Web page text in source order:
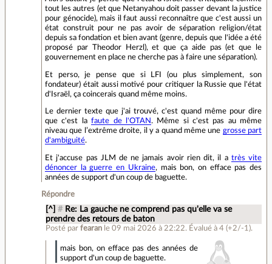
tout les autres (et que Netanyahou doit passer devant la justice
pour génocide), mais il faut aussi reconnaître que c'est aussi un
état construit pour ne pas avoir de séparation religion/état
depuis sa fondation et bien avant (genre, depuis que l'idée a été
proposé par Theodor Herzl), et que ça aide pas (et que le
gouvernement en place ne cherche pas à faire une séparation).
Et perso, je pense que si LFI (ou plus simplement, son
fondateur) était aussi motivé pour critiquer la Russie que l'état
d'Israël, ça coincerais quand même moins.
Le dernier texte que j'ai trouvé, c'est quand même pour dire
que c'est lafaute de l'OTAN . Même si c'est pas au même
niveau que l’extrême droite, il y a quand même une grosse part
d'ambiguité.
Et j'accuse pas JLM de ne jamais avoir rien dit, il a très vite
dénoncer la guerre en Ukraine, mais bon, on efface pas des
années de support d'un coup de baguette.
Répondre
[^] # Re: La gauche ne comprend pas qu'elle va se
prendre des retours de baton
Posté par fearan le 09 mai 2026 à 22:22. Évalué à 4 (+2/-1).
mais bon, on efface pas des années de
support d'un coup de baguette.